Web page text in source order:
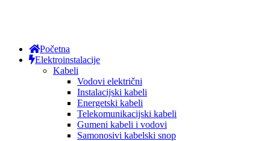
Početna
Elektroinstalacije
Kabeli
Vodovi električni
Instalacijski kabeli
Energetski kabeli
Telekomunikacijski kabeli
Gumeni kabeli i vodovi
Samonosivi kabelski snop